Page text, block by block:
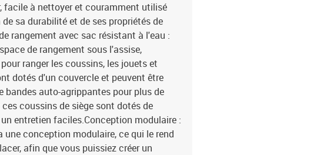
facile à nettoyer et couramment utilisé
sa durabilité et de ses propriétés de
rangement avec sac résistant à l'eau :
de rangement sous l'assise,
ranger les coussins, les jouets et
dotés d'un couvercle et peuvent être
bandes auto-agrippantes pour plus de
coussins de siège sont dotés de
entretien faciles.Conception modulaire :
une conception modulaire, ce qui le rend
afin que vous puissiez créer un